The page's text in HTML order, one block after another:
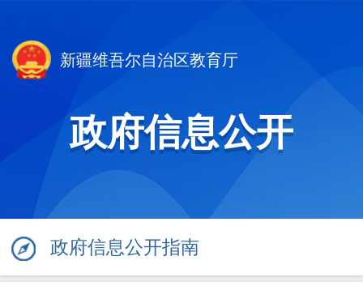
新疆维吾尔自治区教育厅
政府信息公开
政府信息公开指南